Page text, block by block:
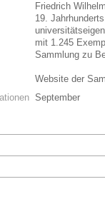
Friedrich
19.
mit 1.245
Sammlung zu
Website der
September